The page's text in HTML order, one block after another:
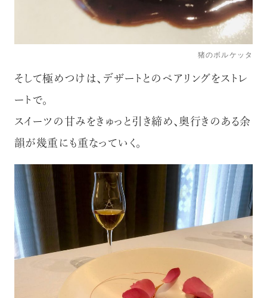
猪のボルケッタ
そして極めつけは、デザートとのペアリングをストレ
ートで。
スイーツの甘みをきゅっと引き締め、奥行きのある余
韻が幾重にも重なっていく。